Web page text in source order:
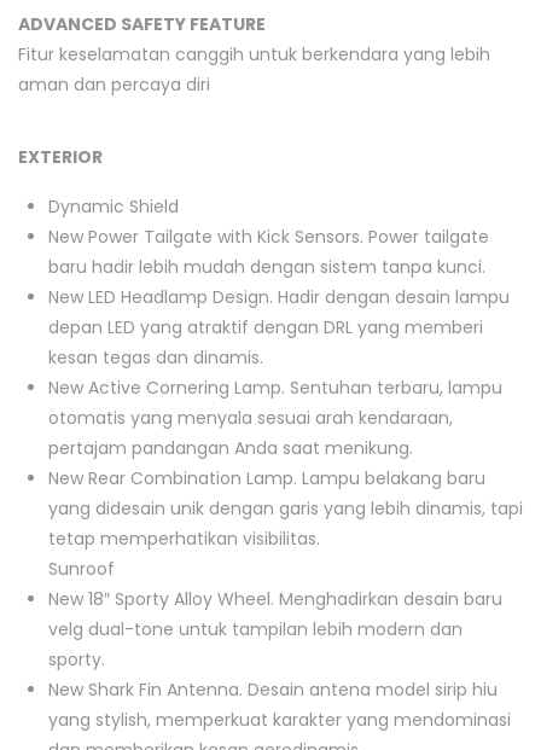
ADVANCED SAFETY FEATURE
Fitur keselamatan canggih untuk berkendara yang lebih
aman dan percaya diri
EXTERIOR
Dynamic Shield
New Power Tailgate with Kick Sensors. Power tailgate
baru hadir lebih mudah dengan sistem tanpa kunci.
New LED Headlamp Design. Hadir dengan desain lampu
depan LED yang atraktif dengan DRL yang memberi
kesan tegas dan dinamis.
New Active Cornering Lamp. Sentuhan terbaru, lampu
otomatis yang menyala sesuai arah kendaraan,
pertajam pandangan Anda saat menikung.
New Rear Combination Lamp. Lampu belakang baru
yang didesain unik dengan garis yang lebih dinamis, tapi
tetap memperhatikan visibilitas.
Sunroof
New 18″ Sporty Alloy Wheel. Menghadirkan desain baru
velg dual-tone untuk tampilan lebih modern dan
sporty.
New Shark Fin Antenna. Desain antena model sirip hiu
yang stylish, memperkuat karakter yang mendominasi